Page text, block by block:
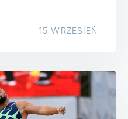
15 WRZESIEŃ